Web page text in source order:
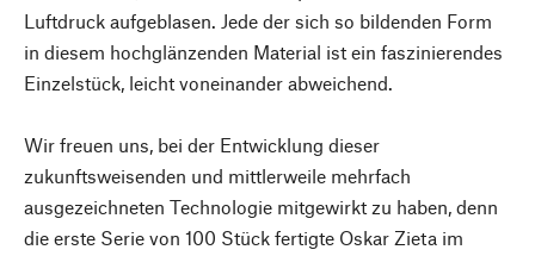
Luftdruck aufgeblasen. Jede der sich so bildenden Form
in diesem hochglänzenden Material ist ein faszinierendes
Einzelstück, leicht voneinander abweichend.
Wir freuen uns, bei der Entwicklung dieser
zukunftsweisenden und mittlerweile mehrfach
ausgezeichneten Technologie mitgewirkt zu haben, denn
die erste Serie von 100 Stück fertigte Oskar Zieta im